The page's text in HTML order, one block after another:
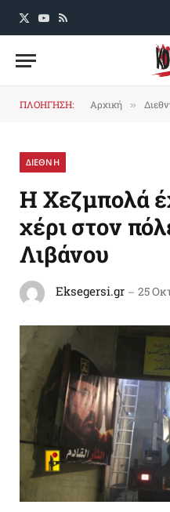
X
YouTube
RSS
ΠΛΟΗΓΗΣΗ: Αρχική »
ΔΙΕΘΝΗ
H Xεζμπολά
χέρι στον
Λιβάνου
Eksegersi.gr 25